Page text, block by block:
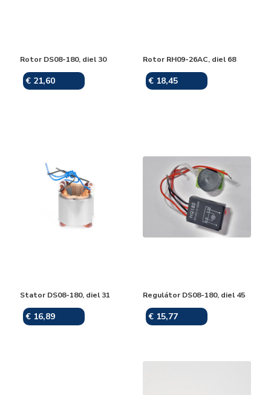
Rotor DS08-180, diel 30
€ 21,60
Rotor RH09-26AC, diel 68
€ 18,45
Stator DS08-180, diel 31
€ 16,89
Regulátor DS08-180, diel 45
€ 15,77